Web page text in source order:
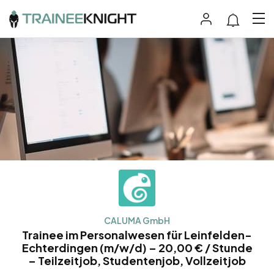
CALUMA GmbH
Trainee im Personalwesen für Leinfelden-
Echterdingen (m/w/d) – 20,00 € / Stunde
– Teilzeitjob, Studentenjob, Vollzeitjob